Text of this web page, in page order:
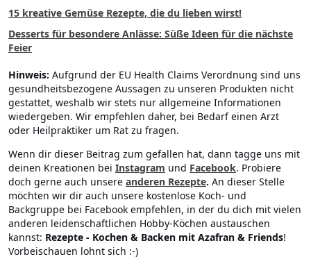
15 kreative Gemüse Rezepte, die du lieben wirst!
Desserts für besondere Anlässe: Süße Ideen für die nächste
Feier
Hinweis: Aufgrund der EU Health Claims Verordnung sind uns
gesundheitsbezogene Aussagen zu unseren Produkten nicht
gestattet, weshalb wir stets nur allgemeine Informationen
wiedergeben. Wir empfehlen daher, bei Bedarf einen Arzt
oder Heilpraktiker um Rat zu fragen.
Wenn dir dieser Beitrag zum gefallen hat, dann tagge uns mit
deinen Kreationen bei Instagram und Facebook. Probiere
doch gerne auch unsere anderen Rezepte. An dieser Stelle
möchten wir dir auch unsere kostenlose Koch- und
Backgruppe bei Facebook empfehlen, in der du dich mit vielen
anderen leidenschaftlichen Hobby-Köchen austauschen
kannst: Rezepte - Kochen & Backen mit Azafran & Friends!
Vorbeischauen lohnt sich :-)